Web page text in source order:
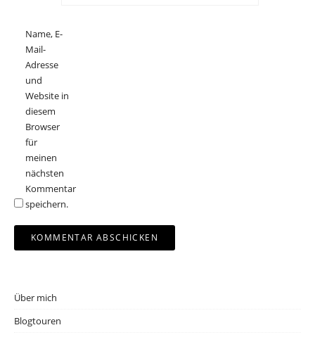
Name, E-
Mail-
Adresse
und
Website in
diesem
Browser
für
meinen
nächsten
Kommentar
speichern.
Über mich
Blogtouren